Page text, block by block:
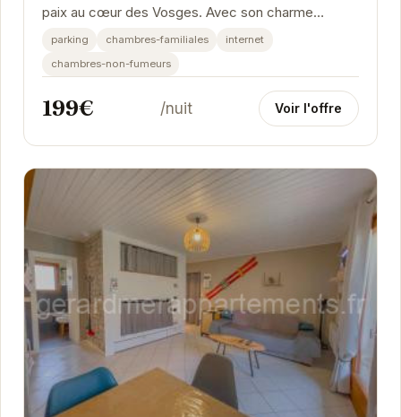
paix au cœur des Vosges. Avec son charme
authentique et ses équipements modernes, il offre
parking chambres-familiales
internet
chambres-non-fumeurs
199€ /nuit Voir l'offre